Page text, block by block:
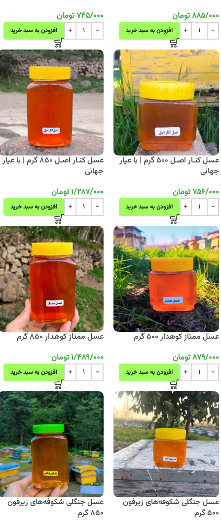
885/000تومان
افزودن به سبد خرید
745/000تومان
افزودن به سبد خرید
عسل کنـار اصـل 500 گرم | با عیار
جهانی
756/000تومان
افزودن به سبد خرید
عسل کنـار اصـل 850 گرم | با عیار
جهانی
1/287/000تومان
افزودن به سبد خرید
عسل ممتاز کوهدار 500 گرم
879/000تومان
افزودن به سبد خرید
عسل ممتاز کوهدار 850 گرم
1/489/000تومان
افزودن به سبد خرید
عسل جنگلی شکوفه‌های زیرفون
500 گرم
عسل جنگلی شکوفه‌های زیرفون
850 گرم